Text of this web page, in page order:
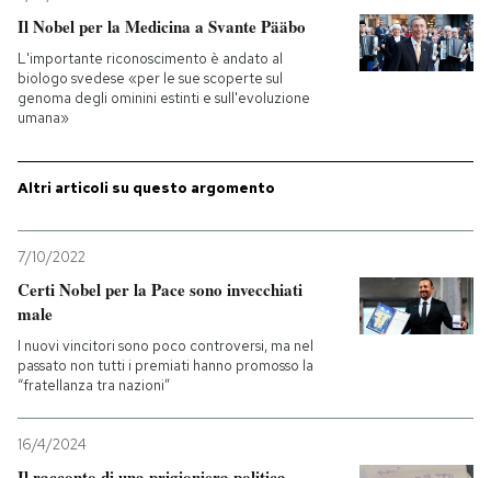
Il Nobel per la Medicina a Svante Pääbo
L'importante riconoscimento è andato al
biologo svedese «per le sue scoperte sul
genoma degli ominini estinti e sull'evoluzione
umana»
Altri articoli su questo argomento
7/10/2022
Certi Nobel per la Pace sono invecchiati
male
I nuovi vincitori sono poco controversi, ma nel
passato non tutti i premiati hanno promosso la
“fratellanza tra nazioni”
16/4/2024